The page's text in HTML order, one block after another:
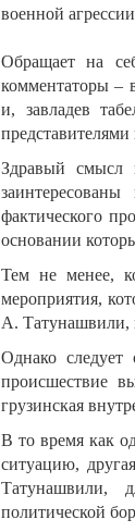
военной
Обращает на
комментаторы –
и, завладев
Здравый смысл
фактического
основании
Тем не менее,
мероприятия,
А. Татунашвили,
Однако
происшествие
грузинская
В то время как
ситуацию,
Татунашвили,
политической